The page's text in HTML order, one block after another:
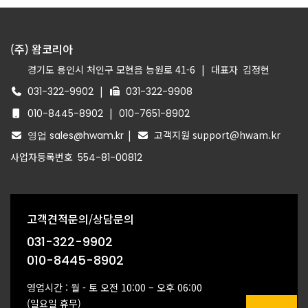
(주) 왐코리아
경기도 용인시 처인구 모현읍 능원로 41-6 | 대표자 김정현
031-322-9902 |
031-322-9908
010-8445-8902 | 010-7651-8902
영업 sales@hwam.kr |
고객지원 support@hwam.kr
사업자등록번호 554-81-00812
고객견적문의/상담문의
031-322-9902
010-8445-8902
영업시간 : 월 - 토 오전 10:00 – 오후 06:00
(일요일 휴무)